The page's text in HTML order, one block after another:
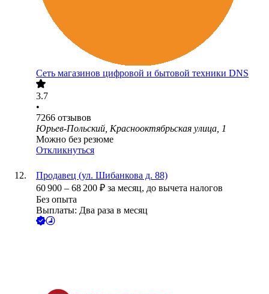
Сеть магазинов цифровой и бытовой техники DNS
3.7
•
7266 отзывов
Юрьев-Польский, Краснооктябрьская улица, 1
Можно без резюме
Откликнуться
Продавец (ул. Шибанкова д. 88)
60 900 – 68 200 ₽ за месяц, до вычета налогов
Без опыта
Выплаты: Два раза в месяц